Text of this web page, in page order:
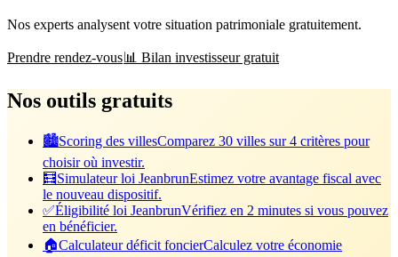
Nos experts analysent votre situation patrimoniale gratuitement.
Prendre rendez-vous📊 Bilan investisseur gratuit
Nos outils gratuits
🏙️Scoring des villesComparez 30 villes sur 4 critères pour
choisir où investir.
🧮Simulateur loi JeanbrunEstimez votre avantage fiscal avec
le nouveau dispositif.
✅Éligibilité loi JeanbrunVérifiez en 2 minutes si vous pouvez
en bénéficier.
🏠Calculateur déficit foncierCalculez votre économie